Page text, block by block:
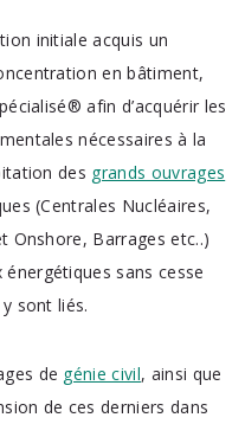
initiale acquis un
en bâtiment,
afin d’acquérir les
nécessaires à la
des grands ouvrages
(Centrales Nucléaires,
Barrages etc..)
sans cesse
sont liés.
de génie civil, ainsi que
de ces derniers dans